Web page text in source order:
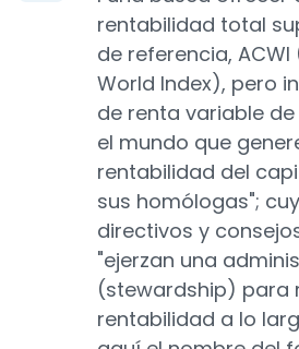
rentabilidad total
de referencia, ACWI
World Index), pero
de renta variable
el mundo que
rentabilidad del
sus homólogas";
directivos y
"ejerzan una
(stewardship) para
rentabilidad a lo